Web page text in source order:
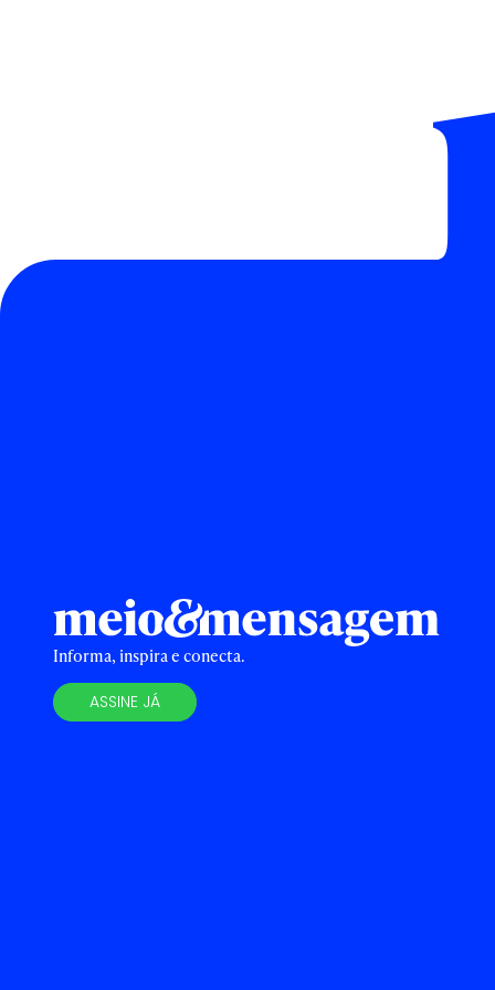
Informa, inspira e conecta.
ASSINE JÁ